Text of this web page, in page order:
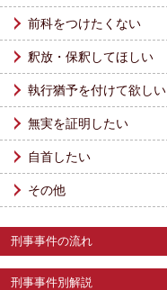
前科をつけたくない
釈放・保釈してほしい
執行猶予を付けて欲しい
無実を証明したい
自首したい
その他
刑事事件の流れ
刑事事件別解説